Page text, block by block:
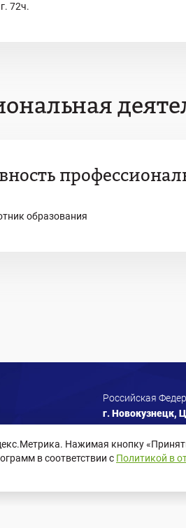
72ч.
образования
Российская
г. Новокузнецк,
Нажимая кнопку
в соответствии с Политикой в